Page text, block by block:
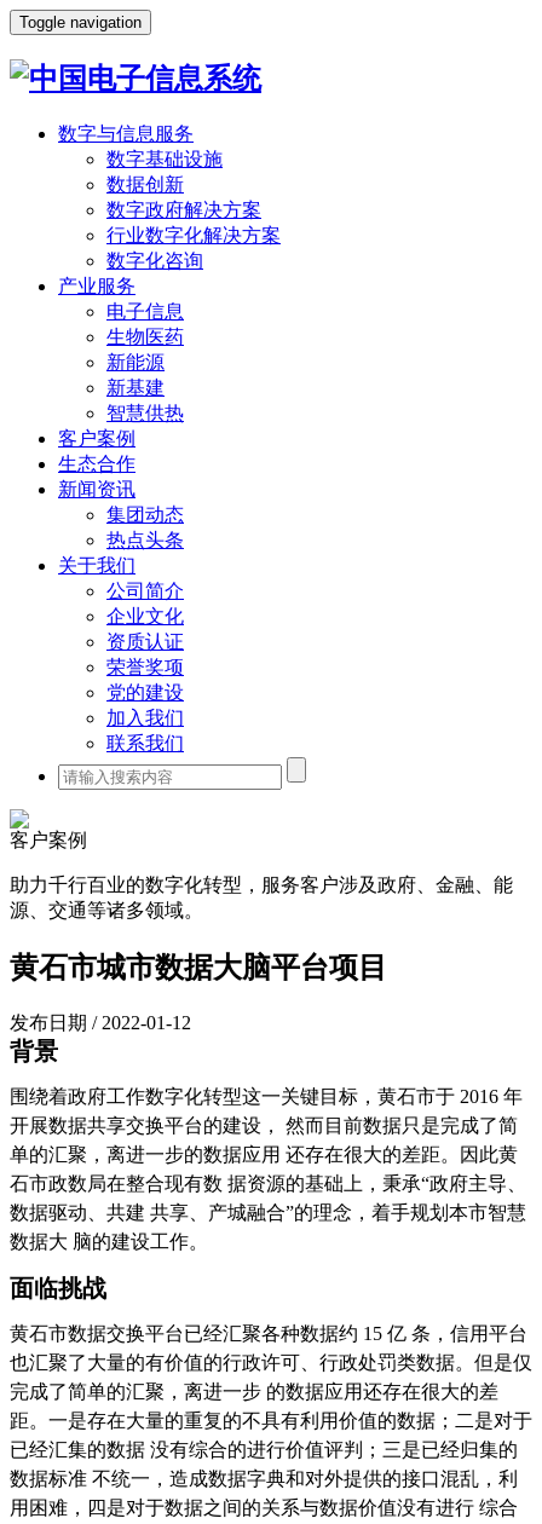
Toggle navigation
数字与信息服务
数字基础设施
数据创新
数字政府解决方案
行业数字化解决方案
数字化咨询
产业服务
电子信息
生物医药
新能源
新基建
智慧供热
客户案例
生态合作
新闻资讯
集团动态
热点头条
关于我们
公司简介
企业文化
资质认证
荣誉奖项
党的建设
加入我们
联系我们
客户案例
助力千行百业的数字化转型，服务客户涉及政府、金融、能
源、交通等诸多领域。
黄石市城市数据大脑平台项目
发布日期 / 2022-01-12
背景
围绕着政府工作数字化转型这一关键目标，黄石市于 2016 年
开展数据共享交换平台的建设， 然而目前数据只是完成了简
单的汇聚，离进一步的数据应用 还存在很大的差距。因此黄
石市政数局在整合现有数 据资源的基础上，秉承“政府主导、
数据驱动、共建 共享、产城融合”的理念，着手规划本市智慧
数据大 脑的建设工作。
面临挑战
黄石市数据交换平台已经汇聚各种数据约 15 亿 条，信用平台
也汇聚了大量的有价值的行政许可、行政处罚类数据。但是仅
完成了简单的汇聚，离进一步 的数据应用还存在很大的差
距。一是存在大量的重复的不具有利用价值的数据；二是对于
已经汇集的数据 没有综合的进行价值评判；三是已经归集的
数据标准 不统一，造成数据字典和对外提供的接口混乱，利
用困难，四是对于数据之间的关系与数据价值没有进行 综合